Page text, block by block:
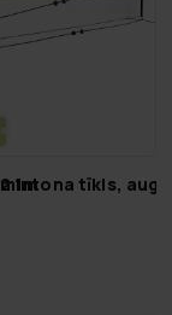
PIE­GĀ­DE
tīkls,